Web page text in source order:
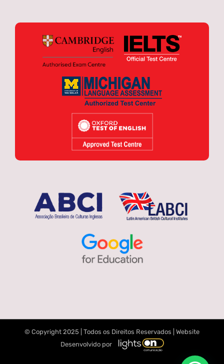
© Copyright 2025 | Todos os Direitos Reservados | Website
Desenvolvido por